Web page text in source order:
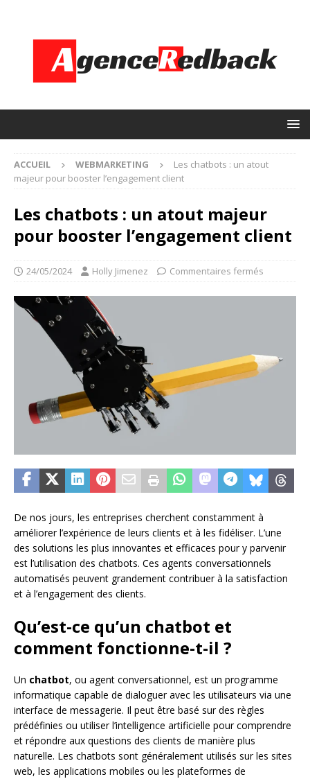
ACCUEIL WEBMARKETING
Les chatbots : un atout
majeur pour booster l’engagement client
Les chatbots : un atout majeur
pour booster l’engagement client
24/05/2024 Holly Jimenez Commentaires fermés
De nos jours, les entreprises cherchent constamment à
améliorer l’expérience de leurs clients et à les fidéliser. L’une
des solutions les plus innovantes et efficaces pour y parvenir
est l’utilisation des chatbots. Ces agents conversationnels
automatisés peuvent grandement contribuer à la satisfaction
et à l’engagement des clients.
Qu’est-ce qu’un chatbot et
comment fonctionne-t-il ?
Un chatbot, ou agent conversationnel, est un programme
informatique capable de dialoguer avec les utilisateurs via une
interface de messagerie. Il peut être basé sur des règles
prédéfinies ou utiliser l’intelligence artificielle pour comprendre
et répondre aux questions des clients de manière plus
naturelle. Les chatbots sont généralement utilisés sur les sites
web, les applications mobiles ou les plateformes de